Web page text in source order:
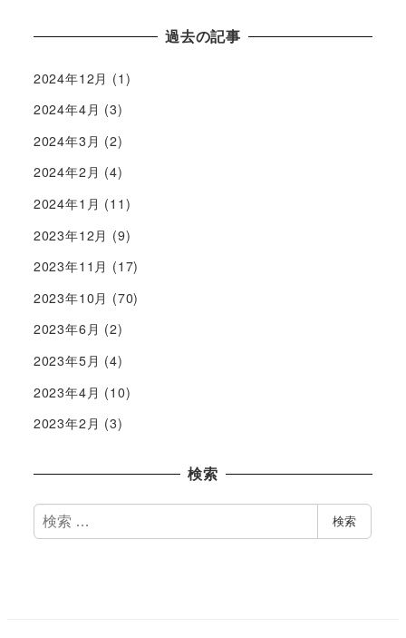
過去の記事
2024年12月 (1)
2024年4月 (3)
2024年3月 (2)
2024年2月 (4)
2024年1月 (11)
2023年12月 (9)
2023年11月 (17)
2023年10月 (70)
2023年6月 (2)
2023年5月 (4)
2023年4月 (10)
2023年2月 (3)
検索
検
索
検索